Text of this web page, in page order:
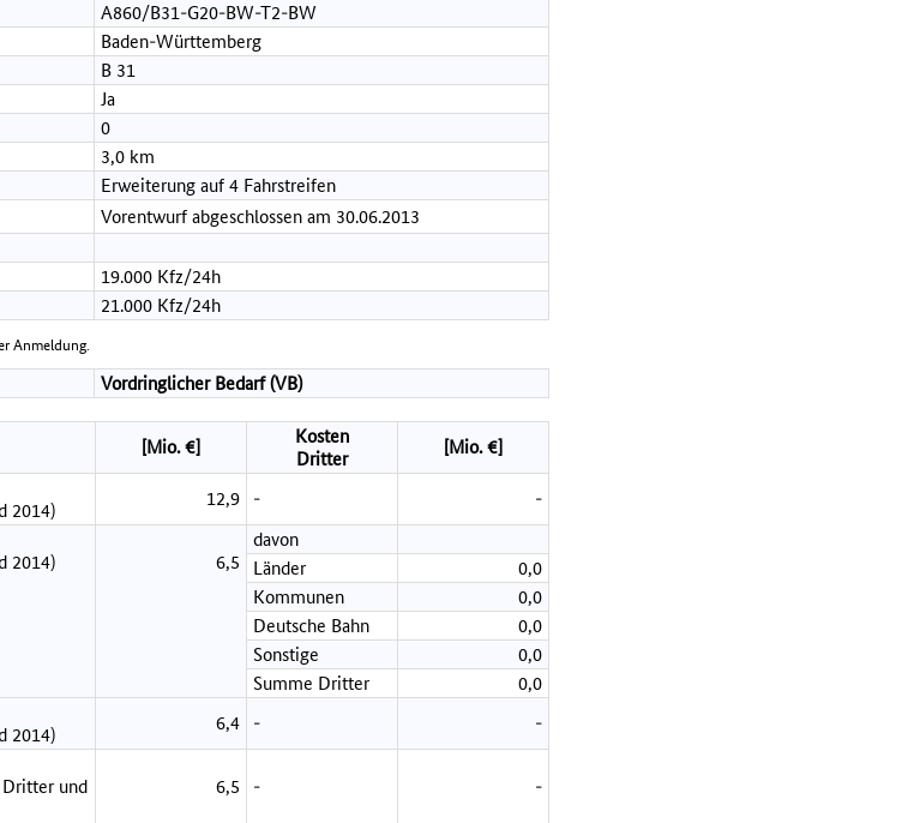
A860/B31-G20-BW-T2-BW
Baden-Württemberg
B 31
Ja
0
3,0 km
Erweiterung auf 4 Fahrstreifen
Vorentwurf abgeschlossen am 30.06.2013
19.000 Kfz/24h
21.000 Kfz/24h
Anmeldung.
Vordringlicher Bedarf (VB)
[Mio. €]
Kosten
Dritter
[Mio. €]
2014)
12,9 -
-
2014)
6,5
davon
Länder
0,0
Kommunen
0,0
Deutsche Bahn
0,0
Sonstige
0,0
Summe Dritter
0,0
2014)
6,4 -
-
und
6,5 - -